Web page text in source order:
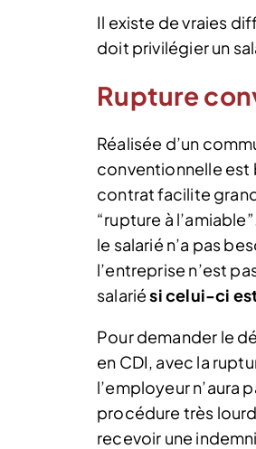
Il existe de vraies
doit privilégier un
Rupture
Réalisée d’un
conventionnelle est
contrat facilite
“rupture à
le salarié n’a pas
l’entreprise n’est
salariési celui-ci
Pour demander le
en CDI, avec la
l’employeur n’aura
procédure très
recevoir une